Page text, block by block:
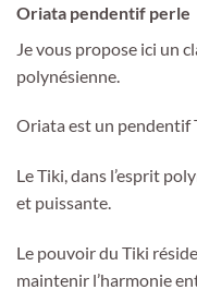
Oriata pendentif perle
Je vous propose ici un
polynésienne.
Oriata est un pendentif
Le Tiki, dans l’esprit
et puissante.
Le pouvoir du Tiki
maintenir l’harmonie